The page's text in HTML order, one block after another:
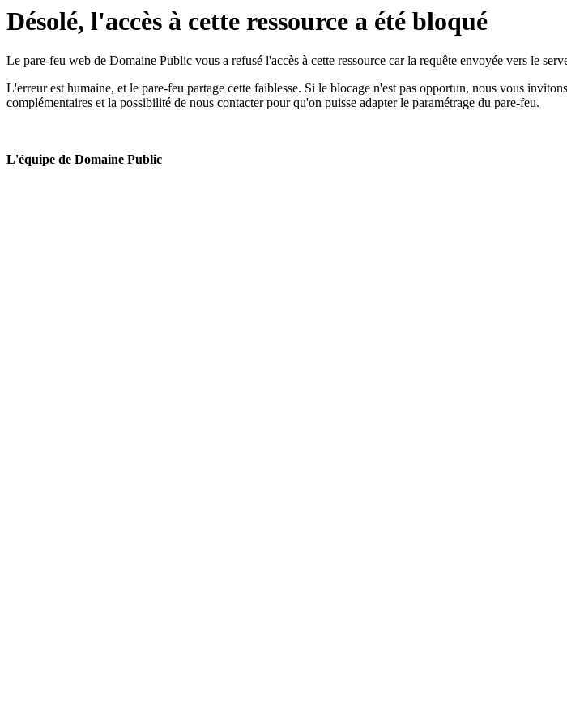
Désolé, l'accès à cette ressource a été bloqué
Le pare-feu web de Domaine Public vous a refusé l'accès à cette ressource car la requête envoyée vers le
L'erreur est humaine, et le pare-feu partage cette faiblesse. Si le blocage n'est pas opportun, nous vous
complémentaires et la possibilité de nous contacter pour qu'on puisse adapter le paramétrage du pare-feu.
L'équipe de Domaine Public